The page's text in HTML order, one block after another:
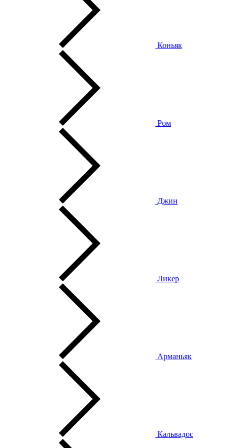
Коньяк
Ром
Джин
Ликер
Арманьяк
Кальвадос